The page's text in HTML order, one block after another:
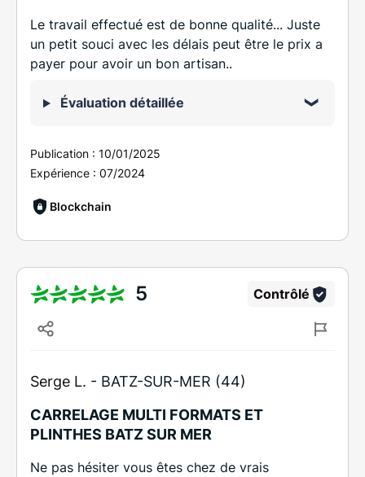
Le travail effectué est de bonne qualité... Juste
un petit souci avec les délais peut être le prix a
payer pour avoir un bon artisan..
Évaluation détaillée
Publication : 10/01/2025
Expérience : 07/2024
Blockchain
5 Contrôlé
Serge L. - BATZ-SUR-MER (44)
CARRELAGE MULTI FORMATS ET
PLINTHES BATZ SUR MER
Ne pas hésiter vous êtes chez de vrais